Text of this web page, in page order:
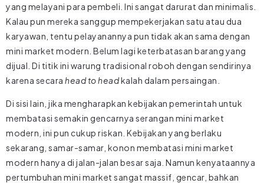
yang melayani para pembeli. Ini sangat darurat dan minimalis.
Kalau pun mereka sanggup mempekerjakan satu atau dua
karyawan, tentu pelayanannya pun tidak akan sama dengan
mini market modern. Belum lagi keterbatasan barang yang
dijual. Di titik ini warung tradisional roboh dengan sendirinya
karena secara head to headkalah dalam persaingan.
Di sisi lain, jika mengharapkan kebijakan pemerintah untuk
membatasi semakin gencarnya serangan mini market
modern, ini pun cukup riskan. Kebijakan yang berlaku
sekarang, samar-samar, konon membatasi mini market
modern hanya di jalan-jalan besar saja. Namun kenyataannya
pertumbuhan mini market sangat massif, gencar, bahkan